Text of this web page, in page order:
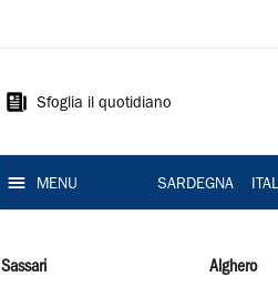
Sardegna
Sfoglia il quotidiano
MENU SARDEGNA
Sassari Alghero